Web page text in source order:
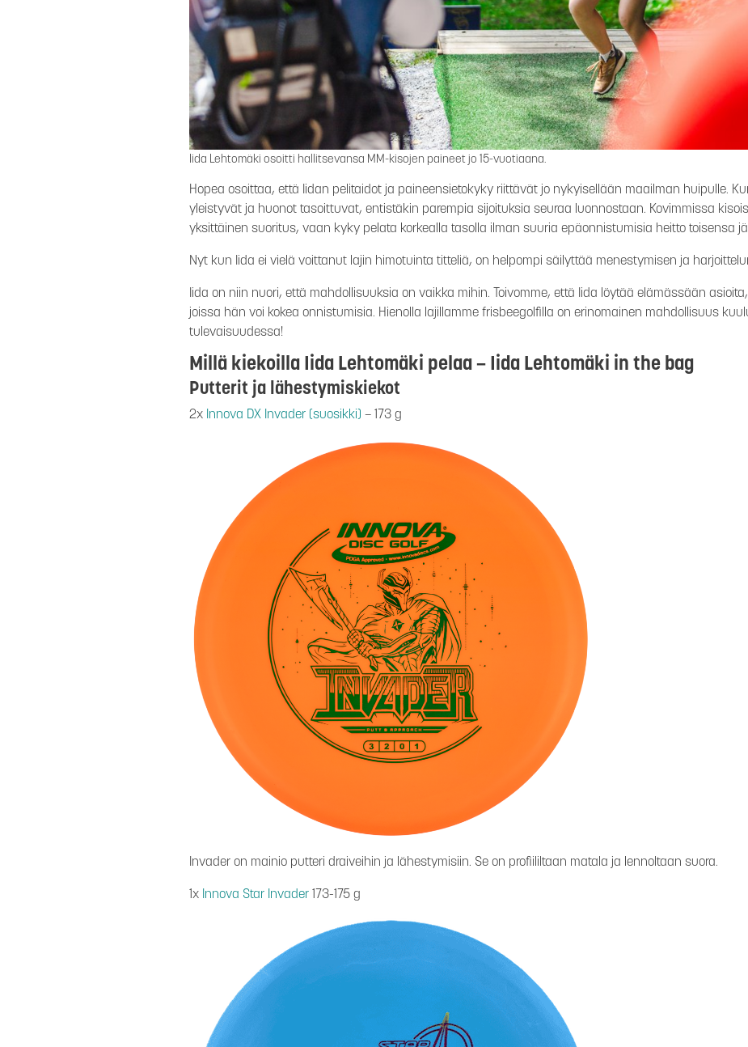
Iida Lehtomäki osoitti hallitsevansa MM-kisojen paineet jo 15-vuotiaana.
Hopea osoittaa, että Iidan pelitaidot ja paineensietokyky riittävät jo nykyisellään maailman huipulle.
yleistyvät ja huonot tasoittuvat, entistäkin parempia sijoituksia seuraa luonnostaan. Kovimmissa
yksittäinen suoritus, vaan kyky pelata korkealla tasolla ilman suuria epäonnistumisia heitto toisensa
Nyt kun Iida ei vielä voittanut lajin himotuinta titteliä, on helpompi säilyttää menestymisen ja
Iida on niin nuori, että mahdollisuuksia on vaikka mihin. Toivomme, että Iida löytää elämässään
joissa hän voi kokea onnistumisia. Hienolla lajillamme frisbeegolfilla on erinomainen mahdollisuus
tulevaisuudessa!
Millä kiekoilla Iida Lehtomäki pelaa – Iida Lehtomäki in the bag
Putterit ja lähestymiskiekot
2x Innova DX Invader (suosikki) – 173 g
Invader on mainio putteri draiveihin ja lähestymisiin. Se on profiililtaan matala ja lennoltaan suora.
1x Innova Star Invader 173-175 g